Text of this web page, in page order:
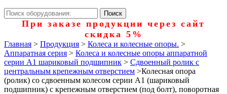
При заказе продукции через сайт
скидка 5%
Главная > Продукция > Колеса и колесные опоры. >
Аппаратная серия > Колеса и колесные опоры аппаратной
серии А1 шариковый подшипник > Сдвоенный ролик с
центральным крепежным отверстием >Колесная опора
(ролик) со сдвоенным колесом серии А1 (шариковый
подшипник) с крепежным отверстием (под болт), поворотная